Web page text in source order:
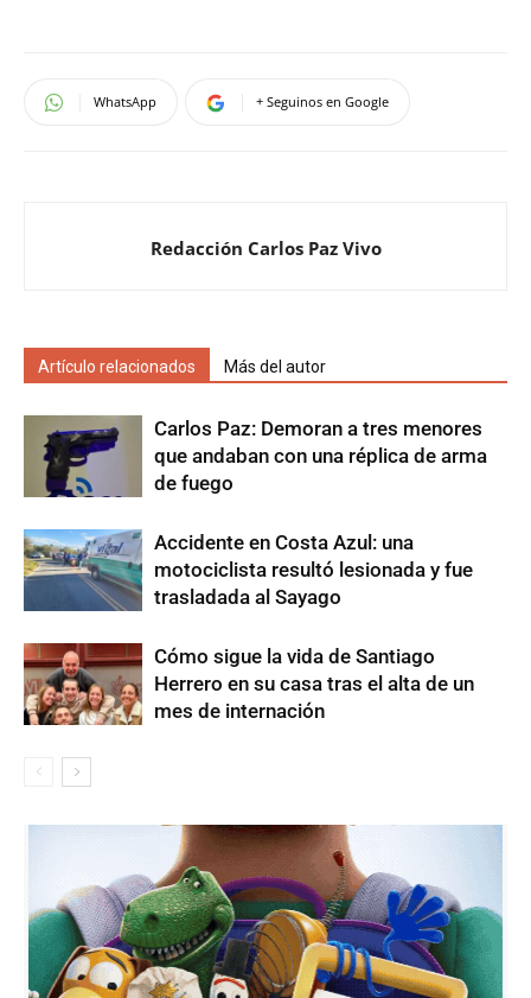
WhatsApp + Seguinos en Google
Redacción Carlos Paz Vivo
Artículo relacionados Más del autor
Carlos Paz: Demoran a tres menores
que andaban con una réplica de arma
de fuego
Accidente en Costa Azul: una
motociclista resultó lesionada y fue
trasladada al Sayago
Cómo sigue la vida de Santiago
Herrero en su casa tras el alta de un
mes de internación